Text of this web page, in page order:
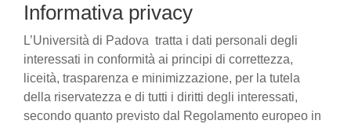
Informativa privacy
L’Università di Padova tratta i dati personali degli
interessati in conformità ai principi di correttezza,
liceità, trasparenza e minimizzazione, per la tutela
della riservatezza e di tutti i diritti degli interessati,
secondo quanto previsto dal Regolamento europeo in